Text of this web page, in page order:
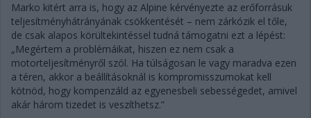
Marko kitért arra is, hogy az Alpine kérvényezte az erőforrásuk
teljesítményhátrányának csökkentését – nem zárkózik el tőle,
de csak alapos körültekintéssel tudná támogatni ezt a lépést:
„Megértem a problémáikat, hiszen ez nem csak a
motorteljesítményről szól. Ha túlságosan le vagy maradva ezen
a téren, akkor a beállításoknál is kompromisszumokat kell
kötnöd, hogy kompenzáld az egyenesbeli sebességedet, amivel
akár három tizedet is veszíthetsz.”